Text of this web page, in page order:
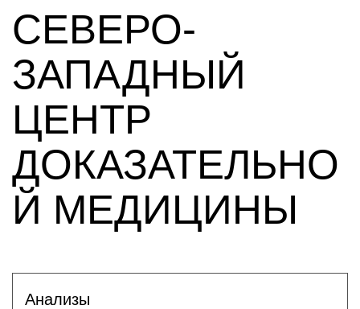
СЕВЕРО-
ЗАПАДНЫЙ
ЦЕНТР
ДОКАЗАТЕЛЬНО
Й МЕДИЦИНЫ
Анализы